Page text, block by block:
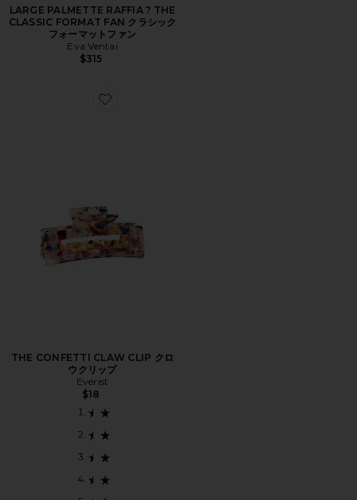
LARGE PALMETTE RAFFIA ? THE
CLASSIC FORMAT FAN クラシック
フォーマットファン
Eva Ventai
$315
Favorite THE CONFETTI CLAW CLIP クロウクリップ
THE CONFETTI CLAW CLIP クロ
ウクリップ
Everist
$18